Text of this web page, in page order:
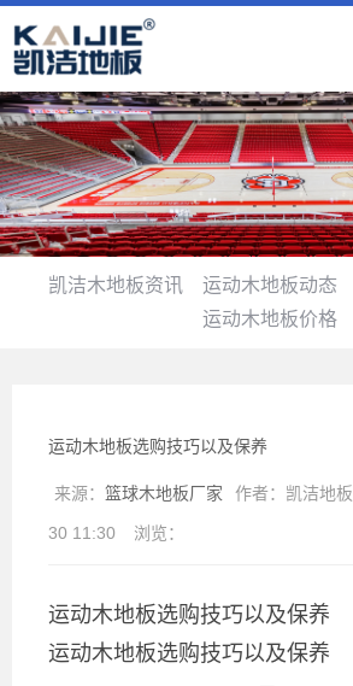
凯洁木地板资讯 运动木地板动态
运动木地板价格
运动木地板选购技巧以及保养
来源： 篮球木地板厂家 作者： 凯洁地板
30 11:30 浏览：
运动木地板选购技巧以及保养
运动木地板选购技巧以及保养